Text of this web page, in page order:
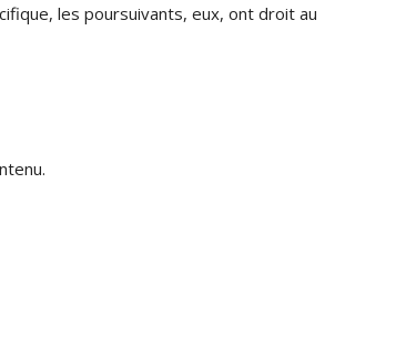
les poursuivants, eux, ont droit au